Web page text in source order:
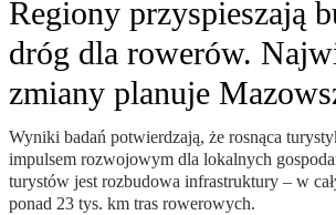
Regiony przyspieszają
dróg dla rowerów.
zmiany planuje
Wyniki badań potwierdzają, że rosnąca
impulsem rozwojowym dla lokalnych
turystów jest rozbudowa infrastruktury – w
ponad 23 tys. km tras rowerowych.